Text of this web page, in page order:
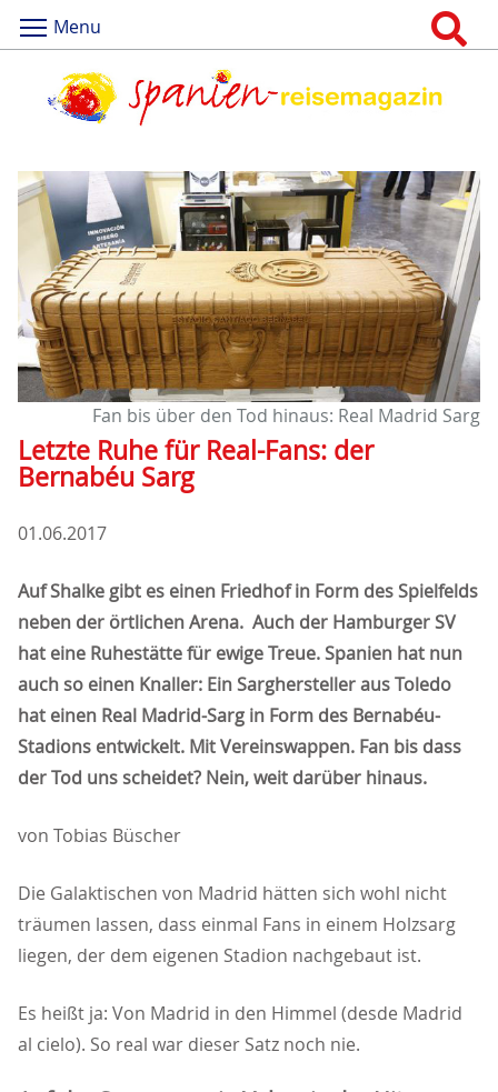
Menu
Fan bis über den Tod hinaus: Real Madrid Sarg
Letzte Ruhe für Real-Fans: der
Bernabéu Sarg
01.06.2017
Auf Shalke gibt es einen Friedhof in Form des Spielfelds
neben der örtlichen Arena. Auch der Hamburger SV
hat eine Ruhestätte für ewige Treue. Spanien hat nun
auch so einen Knaller: Ein Sarghersteller aus Toledo
hat einen Real Madrid-Sarg in Form des Bernabéu-
Stadions entwickelt. Mit Vereinswappen. Fan bis dass
der Tod uns scheidet? Nein, weit darüber hinaus.
von Tobias Büscher
Die Galaktischen von Madrid hätten sich wohl nicht
träumen lassen, dass einmal Fans in einem Holzsarg
liegen, der dem eigenen Stadion nachgebaut ist.
Es heißt ja: Von Madrid in den Himmel (desde Madrid
al cielo). So real war dieser Satz noch nie.